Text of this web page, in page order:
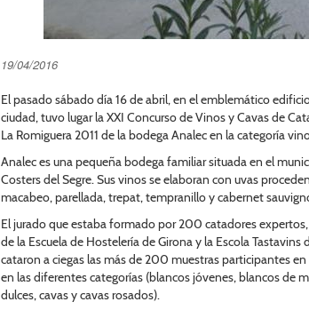
19/04/2016
El pasado sábado día 16 de abril, en el emblemático
ciudad, tuvo lugar la XXI Concurso de Vinos y Cavas de
La Romiguera 2011 de la bodega Analec en la categoría
Analec es una pequeña bodega familiar situada en el
Costers del Segre. Sus vinos se elaboran con uvas
macabeo, parellada, trepat, tempranillo y cabernet
El jurado que estaba formado por 200 catadores
de la Escuela de Hostelería de Girona y la Escola
cataron a ciegas las más de 200 muestras participantes
en las diferentes categorías (blancos jóvenes, blancos de
dulces, cavas y cavas rosados).